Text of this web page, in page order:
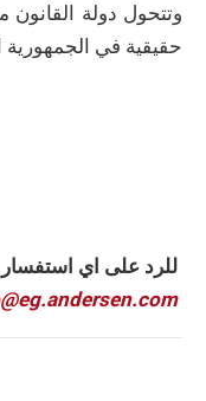
وتتحول دولة
حقيقية في الجمهورية
للرد على اي